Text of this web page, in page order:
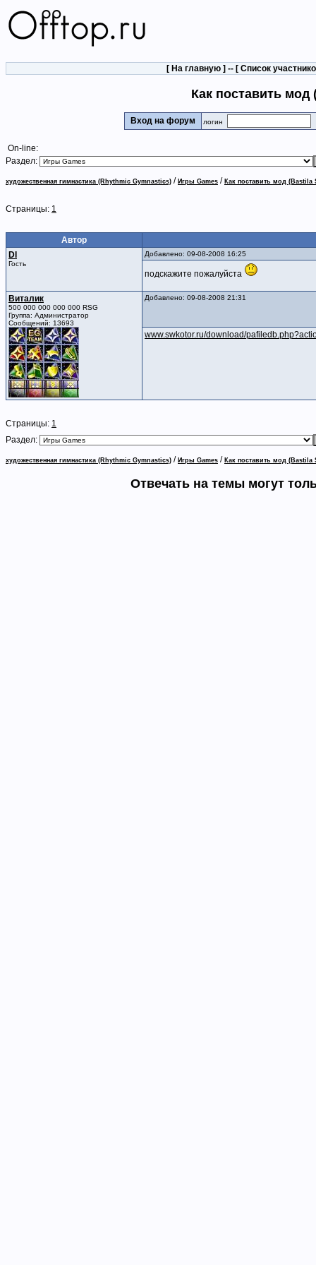
[ На главную ] -- [ Список
Как поставить мод
Вход на форум логин
On-line:
Раздел:
художественная гимнастика (Rhythmic Gymnastics) / Игры Games / Как поставить мод (Bastila
Страницы: 1
Автор
DI
Гость
Добавлено: 09-08-2008 16:25
подскажите пожалуйста
Виталик
500 000 000 000 000 RSG
Группа: Администратор
Сообщений: 13693
Добавлено: 09-08-2008 21:31
www.swkotor.ru/download/
Страницы: 1
Раздел:
художественная гимнастика (Rhythmic Gymnastics) / Игры Games / Как поставить мод (Bastila
Отвечать на темы могут